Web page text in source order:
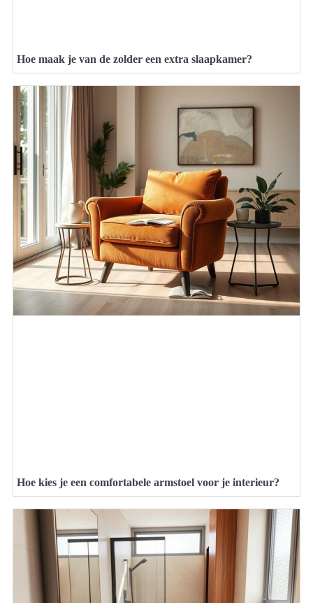
Hoe maak je van de zolder een extra slaapkamer?
Hoe kies je een comfortabele armstoel voor je interieur?